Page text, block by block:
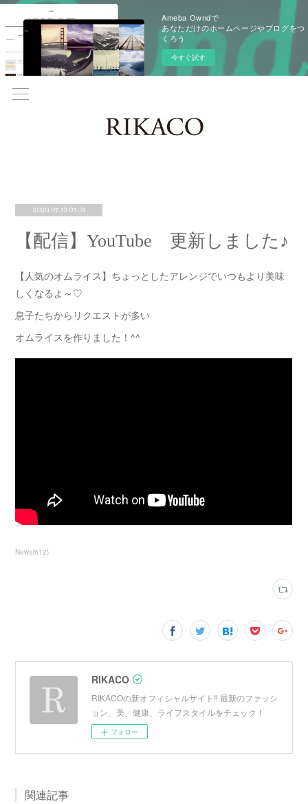
Ameba Owndで
あなただけのホームページやブログをつ
くろう
今すぐ試す
2020.07.13 05:31
【配信】YouTube 更新しました♪
【人気のオムライス】ちょっとしたアレンジでいつもより美味
しくなるよ～♡
息子たちからリクエストが多い
オムライスを作りました！^^
News(612)
RIKACO
RIKACOの新オフィシャルサイト‼︎ 最新のファッシ
ョン、美、健康、ライフスタイルをチェック！
フォロー
関連記事